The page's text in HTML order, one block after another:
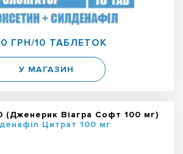
ГРН/10 ТАБЛЕТОК
У МАГАЗИН
(Дженерик Віагра Софт 100 мг)
Цитрат 100 мг